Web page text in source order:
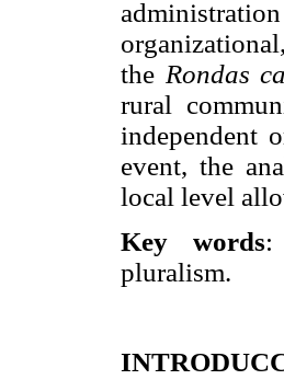
the Rondas
rural
independent
event, the
local level
Key words:
pluralism.